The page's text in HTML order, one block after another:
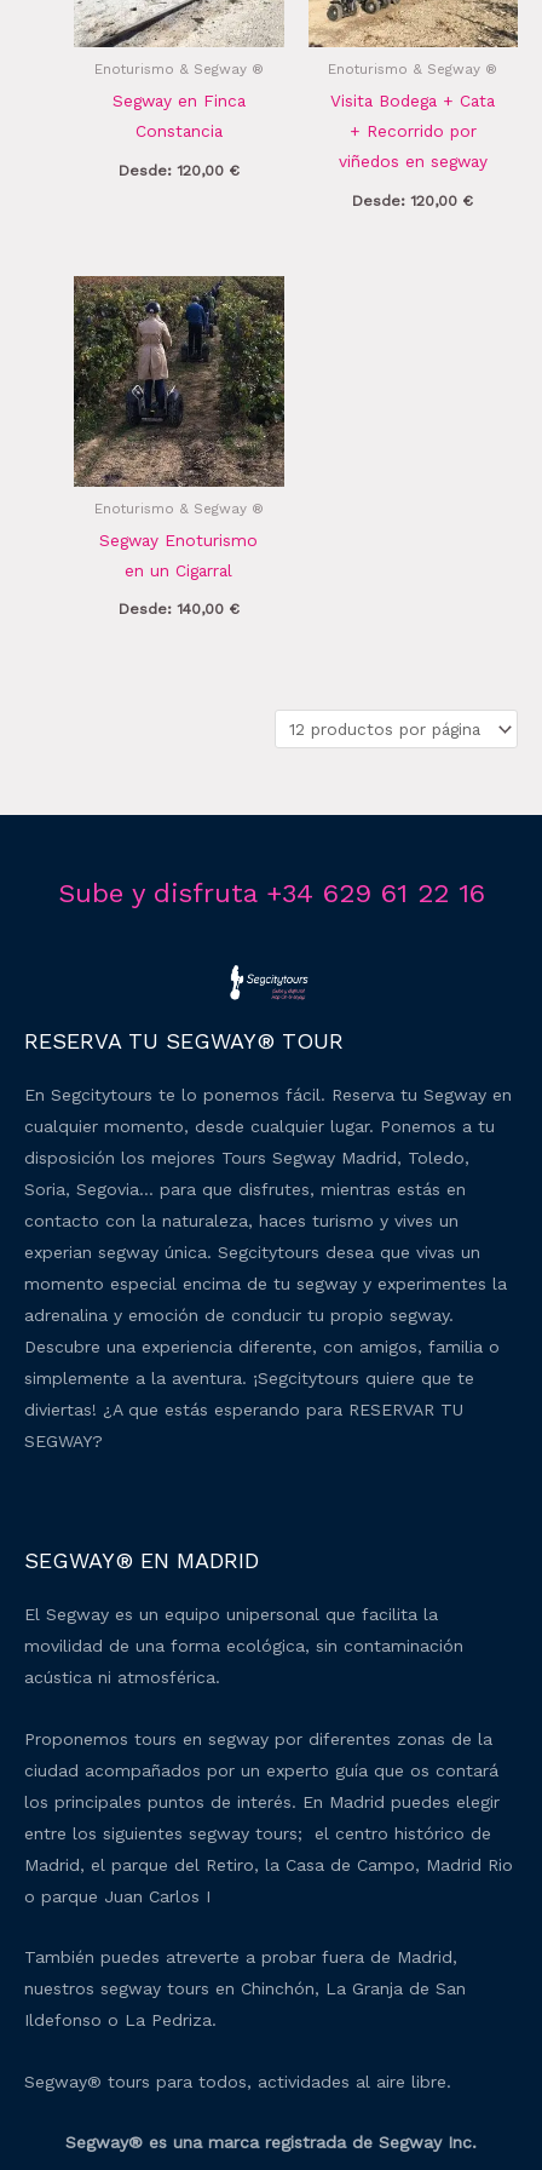
Enoturismo & Segway ®
Segway en Finca
Constancia
Desde: 120,00 €
Enoturismo & Segway ®
Visita Bodega + Cata
+ Recorrido por
viñedos en segway
Desde:120,00 €
Enoturismo & Segway ®
Segway Enoturismo
en un Cigarral
Desde: 140,00 €
Sube y disfruta +34 629 61 22 16
RESERVA TU SEGWAY® TOUR
En Segcitytours te lo ponemos fácil. Reserva tu Segway en
cualquier momento, desde cualquier lugar. Ponemos a tu
disposición los mejores Tours Segway Madrid, Toledo,
Soria, Segovia… para que disfrutes, mientras estás en
contacto con la naturaleza, haces turismo y vives un
experian segway única. Segcitytours desea que vivas un
momento especial encima de tu segway y experimentes la
adrenalina y emoción de conducir tu propio segway.
Descubre una experiencia diferente, con amigos, familia o
simplemente a la aventura. ¡Segcitytours quiere que te
diviertas! ¿A que estás esperando para RESERVAR TU
SEGWAY?
SEGWAY® EN MADRID
El Segway es un equipo unipersonal que facilita la
movilidad de una forma ecológica, sin contaminación
acústica ni atmosférica.
Proponemos tours en segway por diferentes zonas de la
ciudad acompañados por un experto guía que os contará
los principales puntos de interés. En Madrid puedes elegir
entre los siguientes segway tours; el centro histórico de
Madrid, el parque del Retiro, la Casa de Campo, Madrid Rio
o parque Juan Carlos I
También puedes atreverte a probar fuera de Madrid,
nuestros segway tours en Chinchón, La Granja de San
Ildefonso o La Pedriza.
Segway® tours para todos, actividades al aire libre.
Segway® es una marca registrada de Segway Inc.